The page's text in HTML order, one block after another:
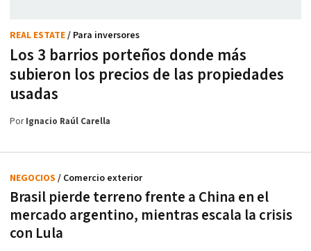
Los 3 barrios porteños donde más
subieron los precios de las propiedades
usadas
REAL ESTATE/ Para inversores
PorIgnacio Raúl Carella
Brasil pierde terreno frente a China en el
mercado argentino, mientras escala la crisis
con Lula
NEGOCIOS / Comercio exterior